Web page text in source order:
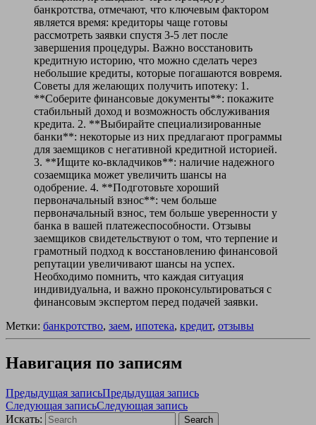
банкротства, отмечают, что ключевым фактором
является время: кредиторы чаще готовы
рассмотреть заявки спустя 3-5 лет после
завершения процедуры. Важно восстановить
кредитную историю, что можно сделать через
небольшие кредиты, которые погашаются вовремя.
Советы для желающих получить ипотеку: 1.
**Соберите финансовые документы**: покажите
стабильный доход и возможность обслуживания
кредита. 2. **Выбирайте специализированные
банки**: некоторые из них предлагают программы
для заемщиков с негативной кредитной историей.
3. **Ищите ко-вкладчиков**: наличие надежного
созаемщика может увеличить шансы на
одобрение. 4. **Подготовьте хороший
первоначальный взнос**: чем больше
первоначальный взнос, тем больше уверенности у
банка в вашей платежеспособности. Отзывы
заемщиков свидетельствуют о том, что терпение и
грамотный подход к восстановлению финансовой
репутации увеличивают шансы на успех.
Необходимо помнить, что каждая ситуация
индивидуальна, и важно проконсультироваться с
финансовым экспертом перед подачей заявки.
Метки: банкротство, заем, ипотека, кредит, отзывы
Навигация по записям
Предыдущая записьПредыдущая запись
Следующая записьСледующая запись
Искать:
Search